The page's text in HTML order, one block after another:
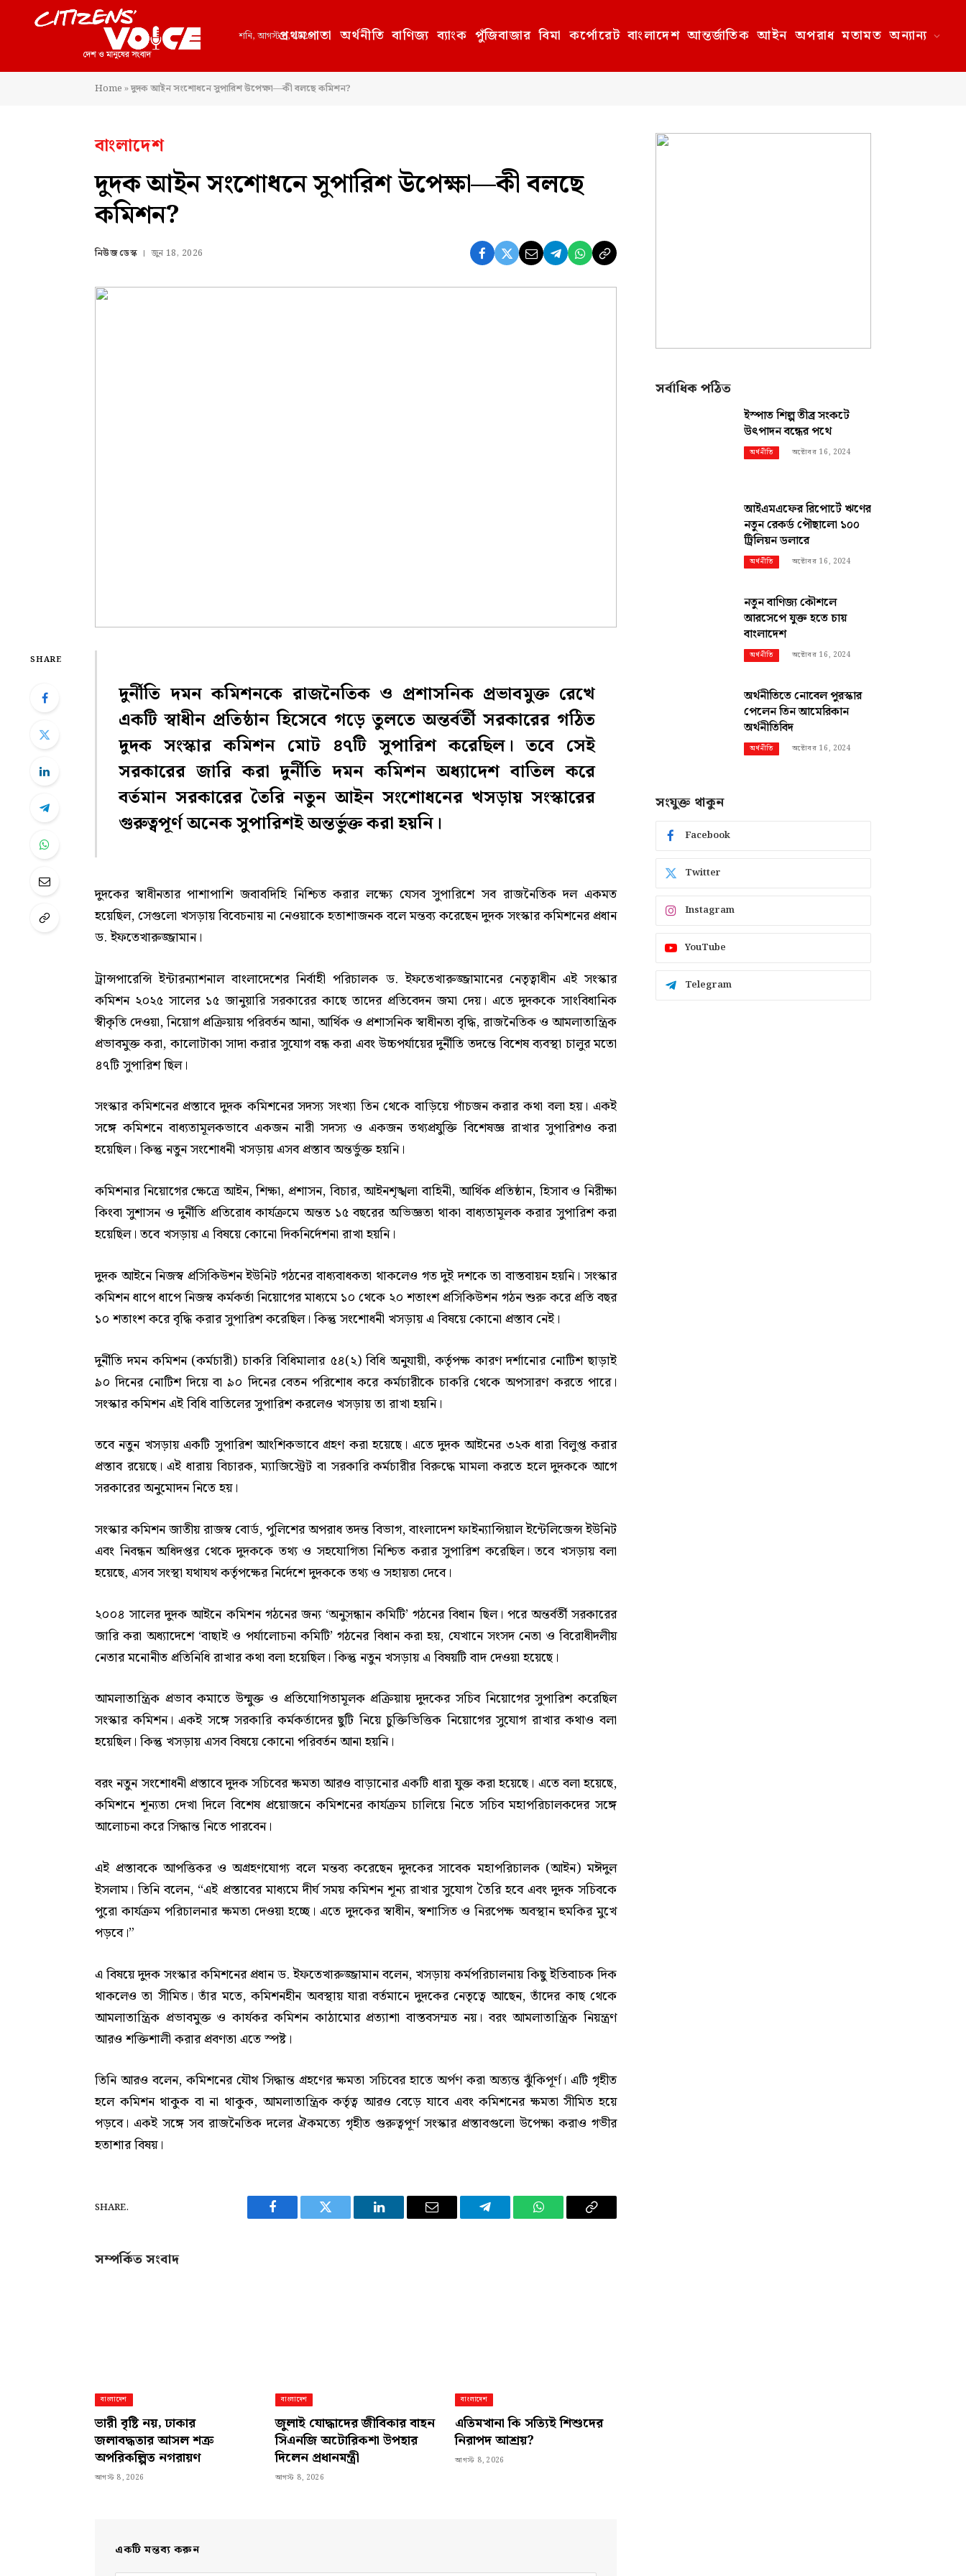
শনি, আগস্ট 8, 2026
প্রথমপাতা অর্থনীতি বাণিজ্য ব্যাংক পুঁজিবাজার বিমা কর্পোরেট বাংলাদেশ আন্তর্জাতিক আইন অপরাধ মতামত অন্যান্য
Home»দুদক আইন সংশোধনে সুপারিশ উপেক্ষা—কী বলছে কমিশন?
বাংলাদেশ
দুদক আইন সংশোধনে সুপারিশ উপেক্ষা—কী বলছে
কমিশন?
নিউজ ডেস্ক জুন 18, 2026
SHARE
দুর্নীতি দমন কমিশনকে রাজনৈতিক ও প্রশাসনিক প্রভাবমুক্ত রেখে
একটি স্বাধীন প্রতিষ্ঠান হিসেবে গড়ে তুলতে অন্তর্বর্তী সরকারের গঠিত
দুদক সংস্কার কমিশন মোট ৪৭টি সুপারিশ করেছিল। তবে সেই
সরকারের জারি করা দুর্নীতি দমন কমিশন অধ্যাদেশ বাতিল করে
বর্তমান সরকারের তৈরি নতুন আইন সংশোধনের খসড়ায় সংস্কারের
গুরুত্বপূর্ণ অনেক সুপারিশই অন্তর্ভুক্ত করা হয়নি।
দুদকের স্বাধীনতার পাশাপাশি জবাবদিহি নিশ্চিত করার লক্ষ্যে যেসব সুপারিশে সব রাজনৈতিক দল একমত
হয়েছিল, সেগুলো খসড়ায় বিবেচনায় না নেওয়াকে হতাশাজনক বলে মন্তব্য করেছেন দুদক সংস্কার কমিশনের প্রধান
ড. ইফতেখারুজ্জামান।
ট্রান্সপারেন্সি ইন্টারন্যাশনাল বাংলাদেশের নির্বাহী পরিচালক ড. ইফতেখারুজ্জামানের নেতৃত্বাধীন এই সংস্কার
কমিশন ২০২৫ সালের ১৫ জানুয়ারি সরকারের কাছে তাদের প্রতিবেদন জমা দেয়। এতে দুদককে সাংবিধানিক
স্বীকৃতি দেওয়া, নিয়োগ প্রক্রিয়ায় পরিবর্তন আনা, আর্থিক ও প্রশাসনিক স্বাধীনতা বৃদ্ধি, রাজনৈতিক ও আমলাতান্ত্রিক
প্রভাবমুক্ত করা, কালোটাকা সাদা করার সুযোগ বন্ধ করা এবং উচ্চপর্যায়ের দুর্নীতি তদন্তে বিশেষ ব্যবস্থা চালুর মতো
৪৭টি সুপারিশ ছিল।
সংস্কার কমিশনের প্রস্তাবে দুদক কমিশনের সদস্য সংখ্যা তিন থেকে বাড়িয়ে পাঁচজন করার কথা বলা হয়। একই
সঙ্গে কমিশনে বাধ্যতামূলকভাবে একজন নারী সদস্য ও একজন তথ্যপ্রযুক্তি বিশেষজ্ঞ রাখার সুপারিশও করা
হয়েছিল। কিন্তু নতুন সংশোধনী খসড়ায় এসব প্রস্তাব অন্তর্ভুক্ত হয়নি।
কমিশনার নিয়োগের ক্ষেত্রে আইন, শিক্ষা, প্রশাসন, বিচার, আইনশৃঙ্খলা বাহিনী, আর্থিক প্রতিষ্ঠান, হিসাব ও নিরীক্ষা
কিংবা সুশাসন ও দুর্নীতি প্রতিরোধ কার্যক্রমে অন্তত ১৫ বছরের অভিজ্ঞতা থাকা বাধ্যতামূলক করার সুপারিশ করা
হয়েছিল। তবে খসড়ায় এ বিষয়ে কোনো দিকনির্দেশনা রাখা হয়নি।
দুদক আইনে নিজস্ব প্রসিকিউশন ইউনিট গঠনের বাধ্যবাধকতা থাকলেও গত দুই দশকে তা বাস্তবায়ন হয়নি। সংস্কার
কমিশন ধাপে ধাপে নিজস্ব কর্মকর্তা নিয়োগের মাধ্যমে ১০ থেকে ২০ শতাংশ প্রসিকিউশন গঠন শুরু করে প্রতি বছর
১০ শতাংশ করে বৃদ্ধি করার সুপারিশ করেছিল। কিন্তু সংশোধনী খসড়ায় এ বিষয়ে কোনো প্রস্তাব নেই।
দুর্নীতি দমন কমিশন (কর্মচারী) চাকরি বিধিমালার ৫৪(২) বিধি অনুযায়ী, কর্তৃপক্ষ কারণ দর্শানোর নোটিশ ছাড়াই
৯০ দিনের নোটিশ দিয়ে বা ৯০ দিনের বেতন পরিশোধ করে কর্মচারীকে চাকরি থেকে অপসারণ করতে পারে।
সংস্কার কমিশন এই বিধি বাতিলের সুপারিশ করলেও খসড়ায় তা রাখা হয়নি।
তবে নতুন খসড়ায় একটি সুপারিশ আংশিকভাবে গ্রহণ করা হয়েছে। এতে দুদক আইনের ৩২ক ধারা বিলুপ্ত করার
প্রস্তাব রয়েছে। এই ধারায় বিচারক, ম্যাজিস্ট্রেট বা সরকারি কর্মচারীর বিরুদ্ধে মামলা করতে হলে দুদককে আগে
সরকারের অনুমোদন নিতে হয়।
সংস্কার কমিশন জাতীয় রাজস্ব বোর্ড, পুলিশের অপরাধ তদন্ত বিভাগ, বাংলাদেশ ফাইন্যান্সিয়াল ইন্টেলিজেন্স ইউনিট
এবং নিবন্ধন অধিদপ্তর থেকে দুদককে তথ্য ও সহযোগিতা নিশ্চিত করার সুপারিশ করেছিল। তবে খসড়ায় বলা
হয়েছে, এসব সংস্থা যথাযথ কর্তৃপক্ষের নির্দেশে দুদককে তথ্য ও সহায়তা দেবে।
২০০৪ সালের দুদক আইনে কমিশন গঠনের জন্য ‘অনুসন্ধান কমিটি’ গঠনের বিধান ছিল। পরে অন্তর্বর্তী সরকারের
জারি করা অধ্যাদেশে ‘বাছাই ও পর্যালোচনা কমিটি’ গঠনের বিধান করা হয়, যেখানে সংসদ নেতা ও বিরোধীদলীয়
নেতার মনোনীত প্রতিনিধি রাখার কথা বলা হয়েছিল। কিন্তু নতুন খসড়ায় এ বিষয়টি বাদ দেওয়া হয়েছে।
আমলাতান্ত্রিক প্রভাব কমাতে উন্মুক্ত ও প্রতিযোগিতামূলক প্রক্রিয়ায় দুদকের সচিব নিয়োগের সুপারিশ করেছিল
সংস্কার কমিশন। একই সঙ্গে সরকারি কর্মকর্তাদের ছুটি নিয়ে চুক্তিভিত্তিক নিয়োগের সুযোগ রাখার কথাও বলা
হয়েছিল। কিন্তু খসড়ায় এসব বিষয়ে কোনো পরিবর্তন আনা হয়নি।
বরং নতুন সংশোধনী প্রস্তাবে দুদক সচিবের ক্ষমতা আরও বাড়ানোর একটি ধারা যুক্ত করা হয়েছে। এতে বলা হয়েছে,
কমিশনে শূন্যতা দেখা দিলে বিশেষ প্রয়োজনে কমিশনের কার্যক্রম চালিয়ে নিতে সচিব মহাপরিচালকদের সঙ্গে
আলোচনা করে সিদ্ধান্ত নিতে পারবেন।
এই প্রস্তাবকে আপত্তিকর ও অগ্রহণযোগ্য বলে মন্তব্য করেছেন দুদকের সাবেক মহাপরিচালক (আইন) মঈদুল
ইসলাম। তিনি বলেন, “এই প্রস্তাবের মাধ্যমে দীর্ঘ সময় কমিশন শূন্য রাখার সুযোগ তৈরি হবে এবং দুদক সচিবকে
পুরো কার্যক্রম পরিচালনার ক্ষমতা দেওয়া হচ্ছে। এতে দুদকের স্বাধীন, স্বশাসিত ও নিরপেক্ষ অবস্থান হুমকির মুখে
পড়বে।”
এ বিষয়ে দুদক সংস্কার কমিশনের প্রধান ড. ইফতেখারুজ্জামান বলেন, খসড়ায় কর্মপরিচালনায় কিছু ইতিবাচক দিক
থাকলেও তা সীমিত। তাঁর মতে, কমিশনহীন অবস্থায় যারা বর্তমানে দুদকের নেতৃত্বে আছেন, তাঁদের কাছ থেকে
আমলাতান্ত্রিক প্রভাবমুক্ত ও কার্যকর কমিশন কাঠামোর প্রত্যাশা বাস্তবসম্মত নয়। বরং আমলাতান্ত্রিক নিয়ন্ত্রণ
আরও শক্তিশালী করার প্রবণতা এতে স্পষ্ট।
তিনি আরও বলেন, কমিশনের যৌথ সিদ্ধান্ত গ্রহণের ক্ষমতা সচিবের হাতে অর্পণ করা অত্যন্ত ঝুঁকিপূর্ণ। এটি গৃহীত
হলে কমিশন থাকুক বা না থাকুক, আমলাতান্ত্রিক কর্তৃত্ব আরও বেড়ে যাবে এবং কমিশনের ক্ষমতা সীমিত হয়ে
পড়বে। একই সঙ্গে সব রাজনৈতিক দলের ঐকমত্যে গৃহীত গুরুত্বপূর্ণ সংস্কার প্রস্তাবগুলো উপেক্ষা করাও গভীর
হতাশার বিষয়।
SHARE.
Facebook Twitter LinkedIn Email Telegram WhatsAppCopy
সম্পর্কিত সংবাদ
বাংলাদেশ
ভারী বৃষ্টি নয়, ঢাকার
জলাবদ্ধতার আসল শত্রু
অপরিকল্পিত নগরায়ণ
আগস্ট 8, 2026
বাংলাদেশ
জুলাই যোদ্ধাদের জীবিকার বাহন
সিএনজি অটোরিকশা উপহার
দিলেন প্রধানমন্ত্রী
আগস্ট 8, 2026
বাংলাদেশ
এতিমখানা কি সত্যিই শিশুদের
নিরাপদ আশ্রয়?
আগস্ট 8, 2026
একটি মন্তব্য করুন
সর্বাধিক পঠিত
ইস্পাত শিল্প তীব্র সংকটে
উৎপাদন বন্ধের পথে
অর্থনীতি অক্টোবর 16, 2024
আইএমএফের রিপোর্টে ঋণের
নতুন রেকর্ড পৌছালো ১০০
ট্রিলিয়ন ডলারে
অর্থনীতি অক্টোবর 16, 2024
নতুন বাণিজ্য কৌশলে
আরসেপে যুক্ত হতে চায়
বাংলাদেশ
অর্থনীতি অক্টোবর 16, 2024
অর্থনীতিতে নোবেল পুরস্কার
পেলেন তিন আমেরিকান
অর্থনীতিবিদ
অর্থনীতি অক্টোবর 16, 2024
সংযুক্ত থাকুন
Facebook
Twitter
Instagram
YouTube
Telegram